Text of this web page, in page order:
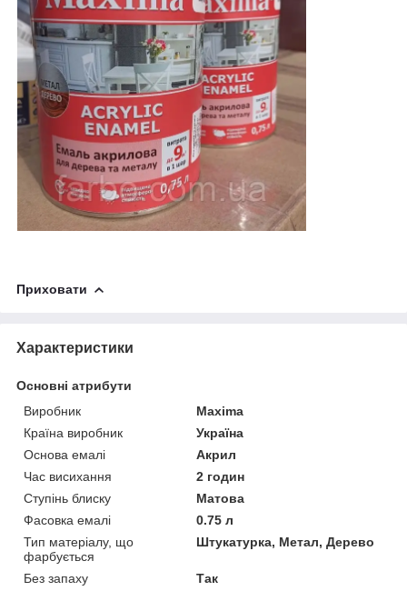
Приховати
Характеристики
Основні атрибути
Виробник
Maxima
Країна виробник
Україна
Основа емалі
Акрил
Час висихання
2 годин
Ступінь блиску
Матова
Фасовка емалі
0.75 л
Тип матеріалу, що
фарбується
Штукатурка, Метал, Дерево
Без запаху
Так